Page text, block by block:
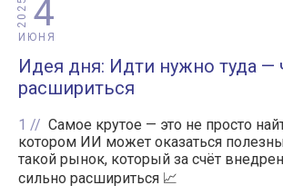
4
ИЮНЯ
2025
Идея дня: Идти нужно туда —
расшириться
1
Самое крутое — это не просто
котором ИИ может оказаться
такой рынок, который за счёт
сильно расшириться 📈